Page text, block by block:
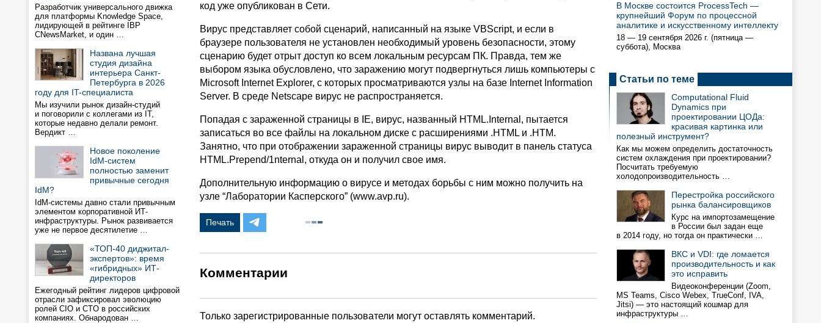
Разработчик универсального движка
для платформы Knowledge Space,
лидирующей в рейтинге IBP
CNewsMarket, и один …
Названа лучшая
студия дизайна
интерьера Санкт-
Петербурга в 2026
году для IT-специалиста
Мы изучили рынок дизайн-студий
и поговорили с коллегами из IT,
которые недавно делали ремонт.
Вердикт …
Новое поколение
IdM-систем
полностью заменит
привычные сегодня
IdM?
IdM-системы давно стали привычным
элементом корпоративной ИТ-
инфраструктуры. Рынок развивается
уже не первое десятилетие …
«ТОП-40 диджитал-
экспертов»: время
«гибридных» ИТ-
директоров
Ежегодный рейтинг лидеров цифровой
отрасли зафиксировал эволюцию
ролей CIO и CTO в российских
компаниях. Обнародован …
код уже опубликован в Сети.
Вирус представляет собой сценарий, написанный на языке VBScript, и если в
браузере пользователя не установлен необходимый уровень безопасности, этому
сценарию будет отрыт доступ ко всем локальным ресурсам ПК. Правда, тем же
выбором языка обусловлено, что заражению могут подвергнуться лишь компьютеры с
Microsoft Internet Explorer, с которых просматриваются узлы на базе Internet Information
Server. В среде Netscape вирус не распространяется.
Попадая с зараженной страницы в IE, вирус, названный HTML.Internal, пытается
записаться во все файлы на локальном диске с расширениями .HTML и .HTM.
Занятно, что при отображении зараженной страницы вирус выводит в панель статуса
HTML.Prepend/1nternal, откуда он и получил свое имя.
Дополнительную информацию о вирусе и методах борьбы с ним можно получить на
узле “Лаборатории Касперского” (www.avp.ru).
Печать
Комментарии
Только зарегистрированные пользователи могут оставлять комментарий.
В Москве состоится ProcessTech —
крупнейший Форум по процессной
аналитике и искусственному интеллекту
18 — 19 сентября 2026 г. (пятница —
суббота), Москва
Статьи по теме
Computational Fluid
Dynamics при
проектировании ЦОДа:
красивая картинка или
полезный инструмент?
Как мы можем определить достаточность
систем охлаждения при проектировании?
Посчитать требуемую
холодопроизводительность …
Перестройка российского
рынка балансировщиков
Курс на импортозамещение
в России был задан еще
в 2014 году, но тогда он практически …
ВКС и VDI: где ломается
производительность и как
это исправить
Видеоконференции (Zoom,
MS Teams, Cisco Webex, TrueConf, IVA,
Jitsi) — это настоящий кошмар для
инфраструктуры …